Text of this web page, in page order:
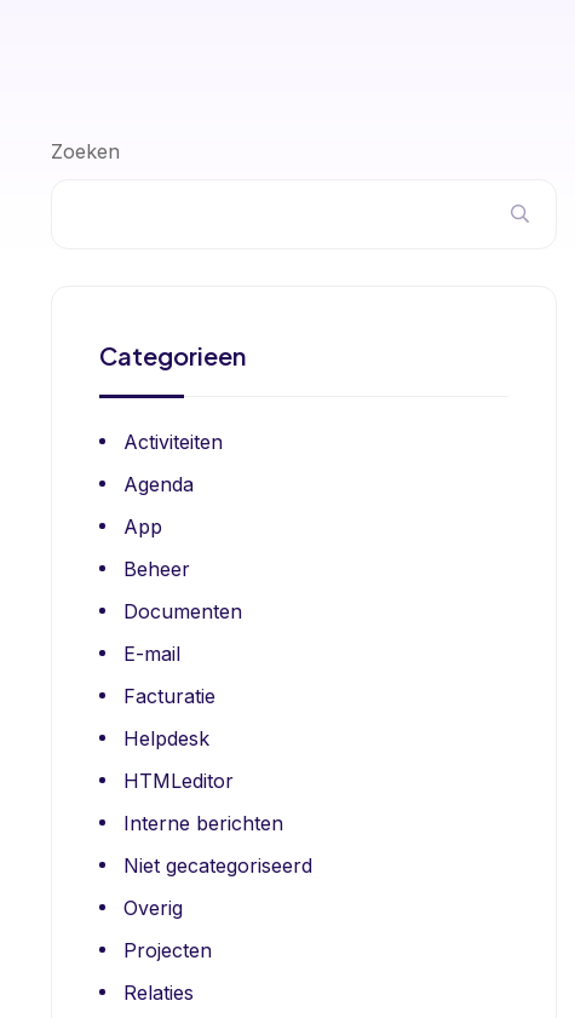
Zoeken
Categorieen
Activiteiten
Agenda
App
Beheer
Documenten
E-mail
Facturatie
Helpdesk
HTMLeditor
Interne berichten
Niet gecategoriseerd
Overig
Projecten
Relaties